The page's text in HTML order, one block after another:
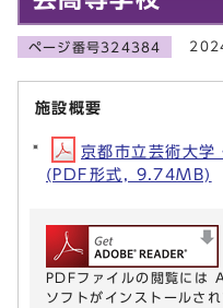
ページ番号324384
施設概要
京都市立芸術大学
(PDF形式, 9.74MB)
PDFファイルの閲覧には
ソフトがインストールさ